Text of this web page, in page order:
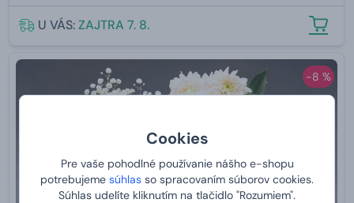
Cookies
Pre vaše pohodlné používanie nášho e-shopu
potrebujeme súhlas so spracovaním súborov cookies.
Súhlas udelíte kliknutím na tlačidlo "Rozumiem".
U VÁS:ZAJTRA 7. 8.
-8 %